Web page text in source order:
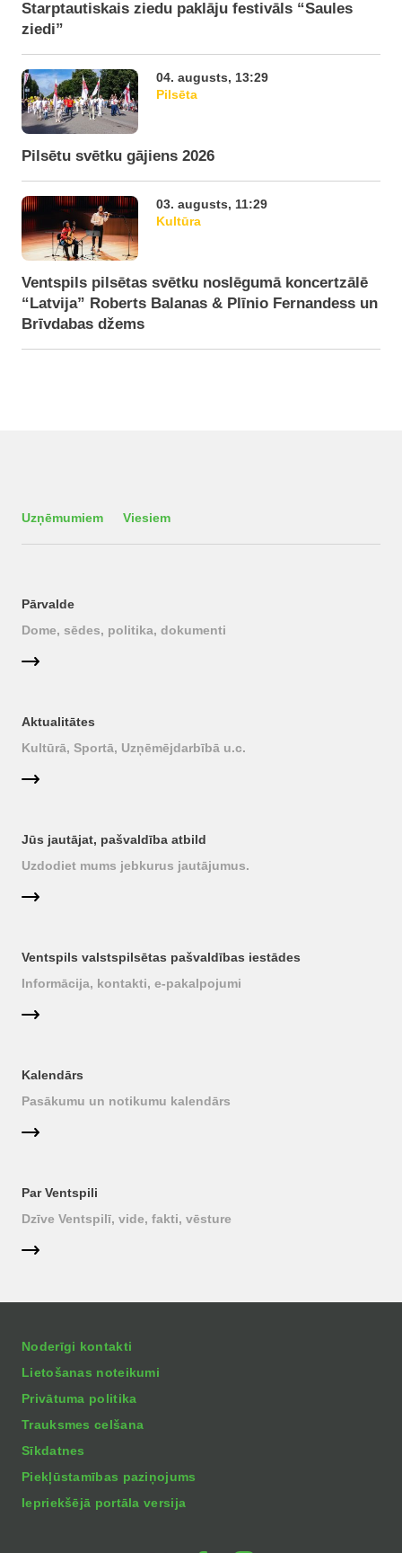
Starptautiskais ziedu paklāju festivāls “Saules
ziedi”
04. augusts, 13:29
Pilsēta
Pilsētu svētku gājiens 2026
03. augusts, 11:29
Kultūra
Ventspils pilsētas svētku noslēgumā koncertzālē
“Latvija” Roberts Balanas & Plīnio Fernandess un
Brīvdabas džems
Uzņēmumiem Viesiem
Pārvalde
Dome, sēdes, politika, dokumenti
Aktualitātes
Kultūrā, Sportā, Uzņēmējdarbībā u.c.
Jūs jautājat, pašvaldība atbild
Uzdodiet mums jebkurus jautājumus.
Ventspils valstspilsētas pašvaldības iestādes
Informācija, kontakti, e-pakalpojumi
Kalendārs
Pasākumu un notikumu kalendārs
Par Ventspili
Dzīve Ventspilī, vide, fakti, vēsture
Noderīgi kontakti
Lietošanas noteikumi
Privātuma politika
Trauksmes celšana
Sīkdatnes
Piekļūstamības paziņojums
Iepriekšējā portāla versija